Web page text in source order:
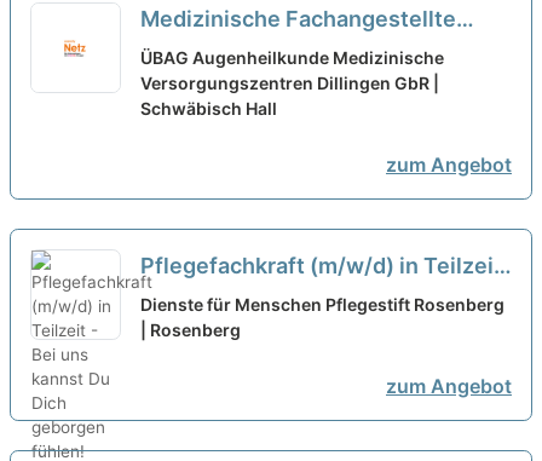
Medizinische Fachangestellte
(m/w/d) Vollzeit / Teilzeit neu
ÜBAG Augenheilkunde Medizinische
Versorgungszentren Dillingen GbR |
Schwäbisch Hall
zum Angebot
Pflegefachkraft (m/w/d) in Teilzeit
- Bei uns kannst Du Dich geborgen
fühlen! neu
Dienste für Menschen Pflegestift Rosenberg
| Rosenberg
zum Angebot